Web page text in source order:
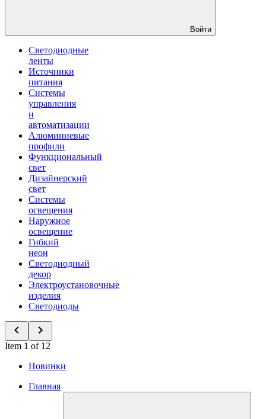
Войти
Светодиодные
ленты
Источники
питания
Системы
управления
и
автоматизации
Алюминиевые
профили
Функциональный
свет
Дизайнерский
свет
Системы
освещения
Наружное
освещение
Гибкий
неон
Светодиодный
декор
Электроустановочные
изделия
Светодиоды
Item 1 of 12
Новинки
Главная